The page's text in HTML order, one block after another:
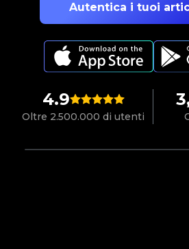
4.9
Oltre 2.500.000 di utenti
Autentica i tuoi